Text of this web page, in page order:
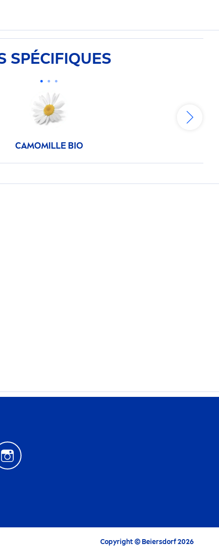
SPÉCIFIQUES
CAMOMILLE BIO
Copyright © Beiersdorf 2026